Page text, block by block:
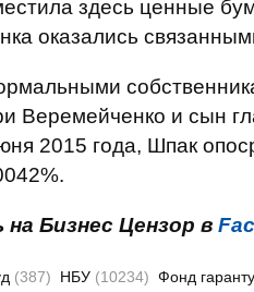
здесь ценные
оказались
Веремейченко и сын
2015 года, Шпак
Бизнес Цензор в
(387) НБУ (10234) Фонд